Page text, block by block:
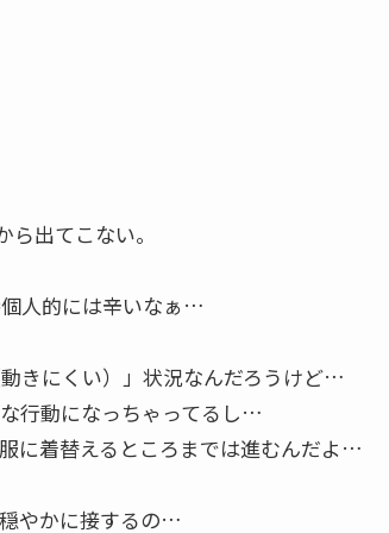
出てこない。
人的には辛いなぁ…
きにくい）」状況なんだろうけど…
行動になっちゃってるし…
に着替えるところまでは進むんだよ…
やかに接するの…